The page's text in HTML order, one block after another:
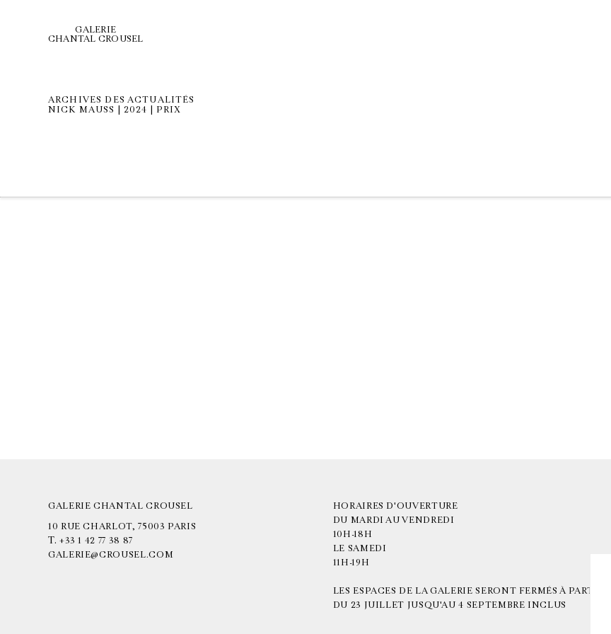
GALERIE
CHANTAL CROUSEL
ARCHIVES DES ACTUALITÉS
NICK MAUSS | 2024 | PRIX
GALERIE CHANTAL CROUSEL
10 RUE CHARLOT, 75003 PARIS
T. +33 1 42 77 38 87
GALERIE@CROUSEL.COM
HORAIRES D'OUVERTURE
DU MARDI AU VENDREDI
10H-18H
LE SAMEDI
11H-19H
LES ESPACES DE LA GALERIE SERONT FERMÉS À PARTIR
DU 23 JUILLET JUSQU'AU 4 SEPTEMBRE INCLUS